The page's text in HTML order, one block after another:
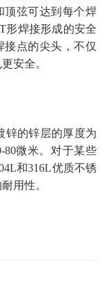
顶弦可达到每个焊
形焊接形成的安全
点的尖头，不仅
安全。
锌的锌层的厚度为
80微米。对于某些
和316L优质不锈
用性。